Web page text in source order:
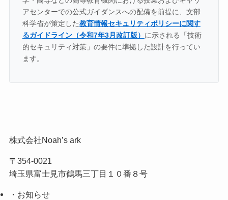
アセンターでの公式ガイダンスへの配備を前提に、文部
科学省が策定した教育情報セキュリティポリシーに関す
るガイドライン（令和7年3月改訂版） に示される「技術
的セキュリティ対策」の要件に準拠した設計を行ってい
ます。
株式会社Noah’s ark
〒354-0021
埼玉県富士見市鶴馬三丁目１０番８号
・お知らせ